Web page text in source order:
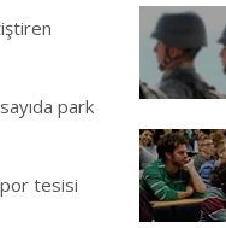
park
tesisi